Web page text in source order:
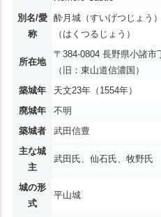
別名/愛
称
酔月城（すいげつじょう
（はくつるじょう）
所在地
〒384-0804 長野県小諸市
（旧：東山道信濃国）
築城年
天文23年（1554年）
廃城年
不明
築城者
武田信豊
主な城
主
武田氏、仙石氏、牧野氏
城の形
式
平山城